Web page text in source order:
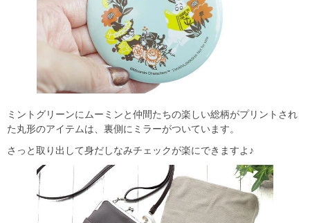
ミントグリーンにムーミンと仲間たちの楽しい総柄がプリントされ
た丸形のアイテムは、裏側にミラーがついています。
さっと取り出して身だしなみチェックが楽にできますよ♪